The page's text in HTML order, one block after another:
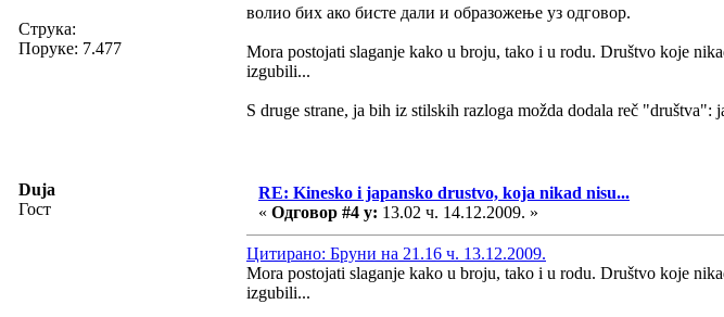
Струка:
Поруке: 7.477
волио бих ако бисте дали и образожење уз одговор.
Mora postojati slaganje kako u broju, tako i u rodu. Društvo koje
izgubili...
S druge strane, ja bih iz stilskih razloga možda dodala reč
Duja
Гост
RE: Kinesko i japansko drustvo, koja nikad nisu...
« Одговор #4 у: 13.02 ч. 14.12.2009. »
Цитирано: Бруни на 21.16 ч. 13.12.2009.
Mora postojati slaganje kako u broju, tako i u rodu. Društvo koje
izgubili...